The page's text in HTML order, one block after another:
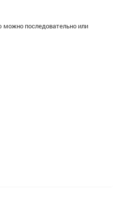
можно последовательно или